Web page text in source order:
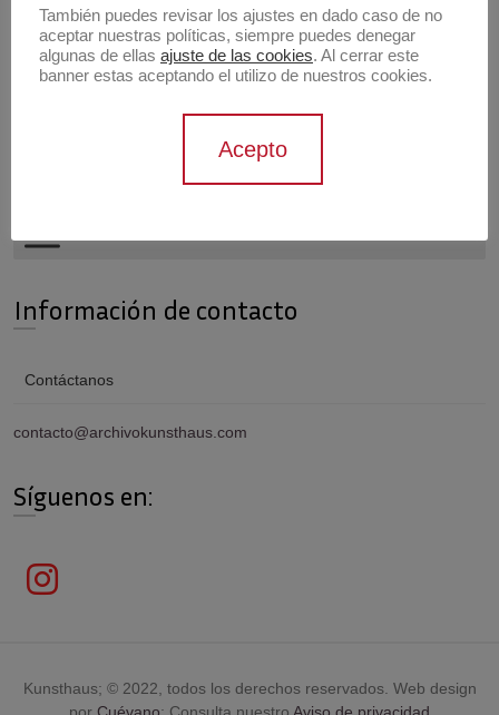
Buscar
Buscar
Información de contacto
Contáctanos
contacto@archivokunsthaus.com
Síguenos en:
Kunsthaus; © 2022, todos los derechos reservados. Web design
También puedes revisar los ajustes en dado caso de no
aceptar nuestras políticas, siempre puedes denegar
algunas de ellas ajuste de las cookies. Al cerrar este
banner estas aceptando el utilizo de nuestros cookies.
Acepto